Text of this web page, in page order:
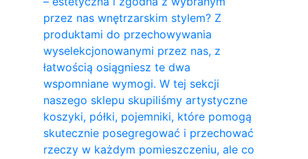
przez nas wnętrzarskim stylem? Z
produktami do przechowywania
wyselekcjonowanymi przez nas, z
łatwością osiągniesz te dwa
wspomniane wymogi. W tej sekcji
naszego sklepu skupiliśmy artystyczne
koszyki, półki, pojemniki, które pomogą
skutecznie posegregować i przechować
rzeczy w każdym pomieszczeniu, ale co